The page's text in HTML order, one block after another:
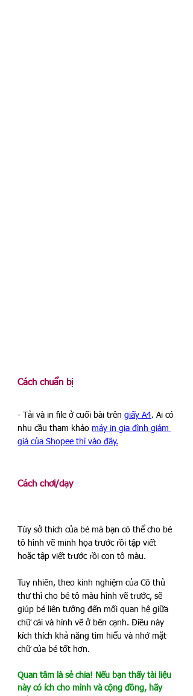
Cách chuẩn bị
- Tải và in file ở cuối bài trên giấy A4. Ai có
nhu cầu tham khảo máy in gia đình giảm
giá của Shopee thì vào đây.
Cách chơi/dạy
Tùy sở thích của bé mà bạn có thể cho bé
tô hình vẽ minh họa trước rồi tập viết
hoặc tập viết trước rồi con tô màu.
Tuy nhiên, theo kinh nghiệm của Cô thủ
thư thì cho bé tô màu hình vẽ trước, sẽ
giúp bé liên tưởng đến mối quan hệ giữa
chữ cái và hình vẽ ở bên cạnh. Điều này
kích thích khả năng tìm hiểu và nhớ mặt
chữ của bé tốt hơn.
Quan tâm là sẻ chia! Nếu bạn thấy tài liệu
này có ích cho mình và cộng đồng, hãy